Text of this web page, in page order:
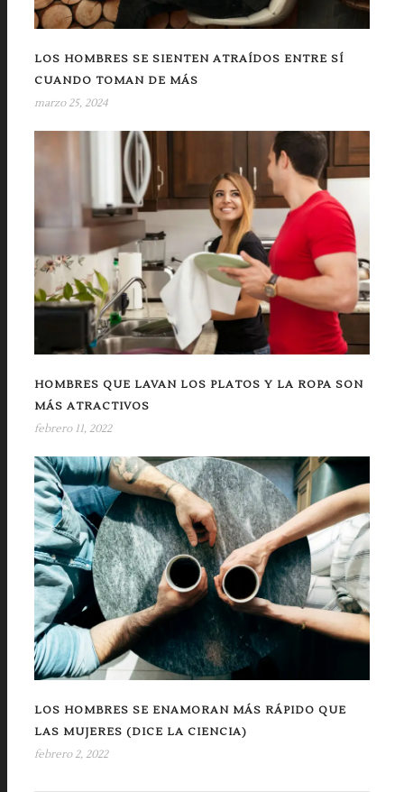
LOS HOMBRES SE SIENTEN ATRAÍDOS ENTRE SÍ
CUANDO TOMAN DE MÁS
marzo 25, 2024
HOMBRES QUE LAVAN LOS PLATOS Y LA ROPA SON
MÁS ATRACTIVOS
febrero 11, 2022
LOS HOMBRES SE ENAMORAN MÁS RÁPIDO QUE
LAS MUJERES (DICE LA CIENCIA)
febrero 2, 2022